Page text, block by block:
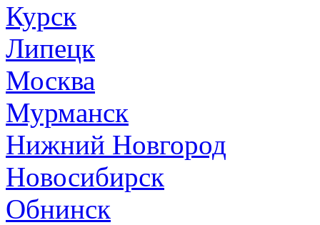
Курск
Липецк
Москва
Мурманск
Нижний Новгород
Новосибирск
Обнинск